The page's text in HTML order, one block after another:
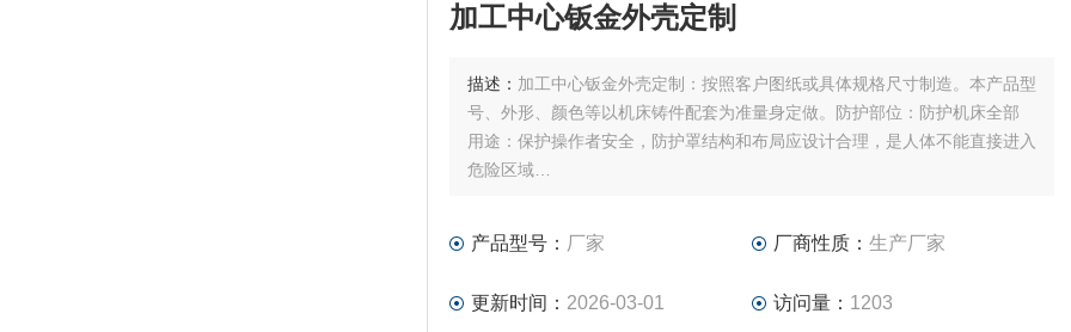
加工中心钣金外壳定制
描述： 加工中心钣金外壳定制：按照客户图纸或具体规格尺寸制造。本产品型
号、外形、颜色等以机床铸件配套为准量身定做。防护部位：防护机床全部
用途：保护操作者安全，防护罩结构和布局应设计合理，是人体不能直接进入
危险区域
安装：我公司安排技术人员负责安装。
产品型号： 厂家 厂商性质： 生产厂家
更新时间： 2026-03-01 访问量： 1203